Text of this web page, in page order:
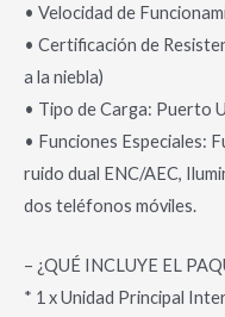
• Velocidad de
• Certificación de
a la niebla)
• Tipo de Carga: Puerto
• Funciones Especiales:
ruido dual ENC/AEC,
dos teléfonos móviles.
– ¿QUÉ INCLUYE EL
* 1 x Unidad Principal